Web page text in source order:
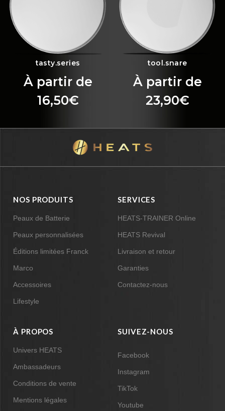
tasty.series
À partir de
16,50€
tool.snare
À partir de
23,90€
NOS PRODUITS
Peaux de Batterie
Peaux personnalisées
Éditions limitées Franck
Marco
Accessoires
Lifestyle
SERVICES
HEATS-TRAINER Online
HEATS Revival
Livraison et retour
Garanties
Contactez-nous
À PROPOS
Univers HEATS
Ambassadeurs
Conditions de vente
Mentions légales
SUIVEZ-NOUS
Facebook
Instagram
TikTok
Youtube